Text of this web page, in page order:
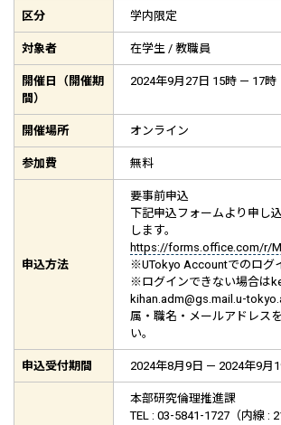
区分 学内限定
対象者 在学生 / 教職員
開催日（開催期
間）
2024年9月27日 15時 — 17時
開催場所 オンライン
参加費 無料
申込方法
要事前申込
下記申込フォームより申し
します。
https://forms.office.com/r/
※UTokyo Accountでのログ
※ログインできない場合は
kihan.adm@gs.mail.u-
属・職名・メールアドレス
い。
申込受付期間 2024年8月9日 — 2024年9月
本部研究倫理推進課
TEL : 03-5841-1727（内線 :